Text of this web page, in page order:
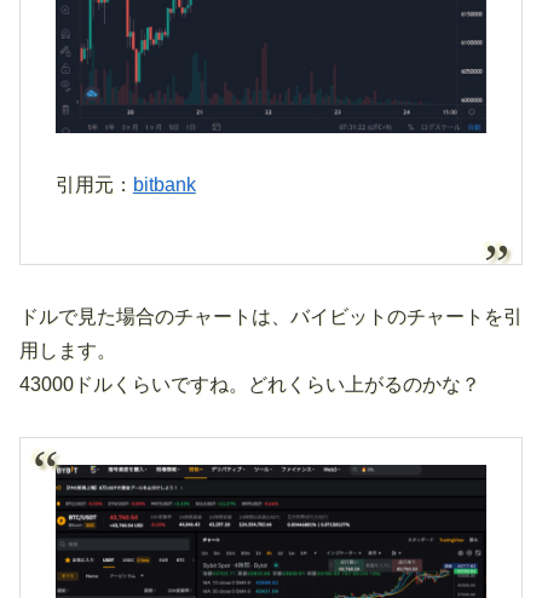
引用元： bitbank
ドルで見た場合のチャートは、バイビットのチャートを引
用します。
43000ドルくらいですね。どれくらい上がるのかな？